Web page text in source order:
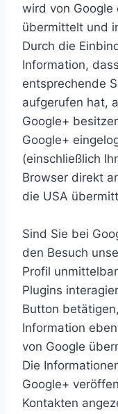
wird von Google
übermittelt und
Durch die
Information,
entsprechende
aufgerufen hat,
Google+
Google+
(einschließlich
Browser direkt
die USA
Sind Sie bei
den Besuch
Profil
Plugins
Button
Information
von Google
Die
Google+
Kontakten